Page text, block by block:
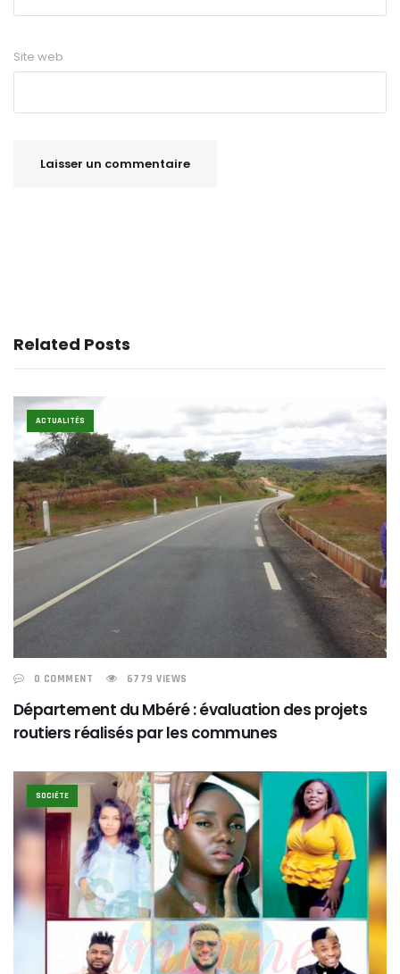
Site web
Related Posts
ACTUALITÉS
0 COMMENT 6779 VIEWS
Département du Mbéré : évaluation des projets
routiers réalisés par les communes
SOCIÉTE